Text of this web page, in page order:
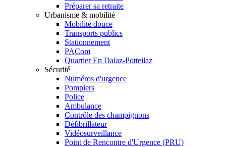
Préparer sa retraite
Urbanisme & mobilité
Mobilité douce
Transports publics
Stationnement
PACom
Quartier En Dalaz-Potteilaz
Sécurité
Numéros d'urgence
Pompiers
Police
Ambulance
Contrôle des champignons
Défibrillateur
Vidéosurveillance
Point de Rencontre d'Urgence (PRU)